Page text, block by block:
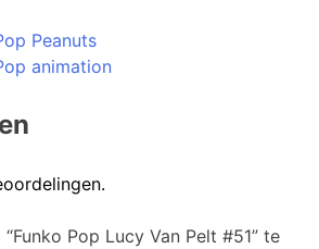
Peanuts
animation
Pop Lucy Van Pelt #51” te